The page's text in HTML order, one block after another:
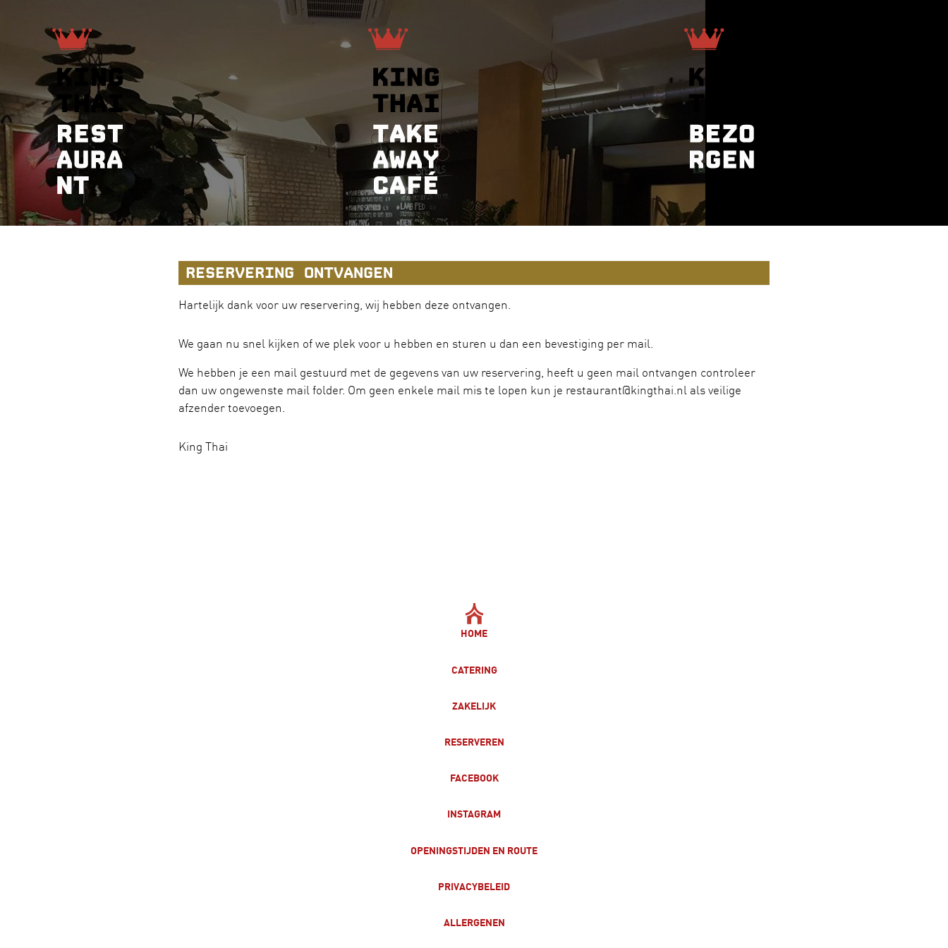
RESERVERING ONTVANGEN
Hartelijk dank voor uw reservering, wij hebben deze ontvangen.
We gaan nu snel kijken of we plek voor u hebben en sturen u dan een bevestiging per mail.
We hebben je een mail gestuurd met de gegevens van uw reservering, heeft u geen mail ontvangen controleer
dan uw ongewenste mail folder. Om geen enkele mail mis te lopen kun je restaurant@kingthai.nl als veilige
afzender toevoegen.
King Thai
HOME
CATERING
ZAKELIJK
RESERVEREN
FACEBOOK
INSTAGRAM
OPENINGSTIJDEN EN ROUTE
PRIVACYBELEID
ALLERGENEN